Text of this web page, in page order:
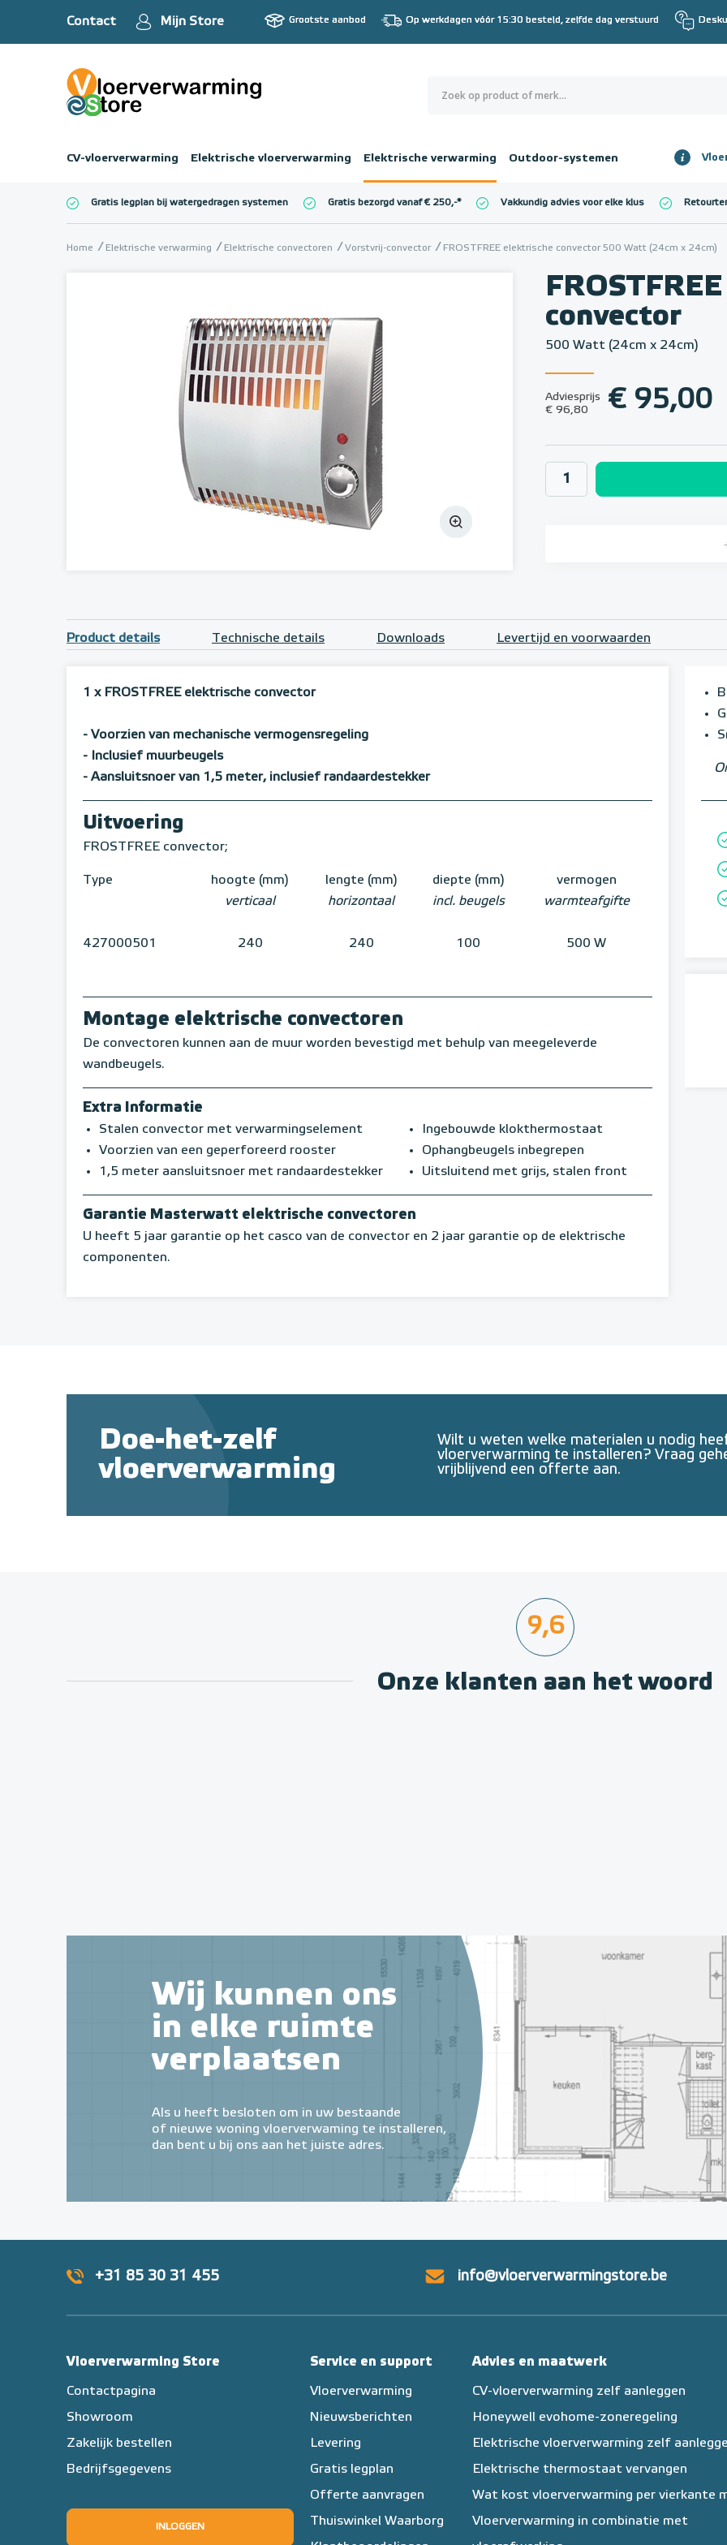
Contact Mijn Store Grootste aanbod Op werkdagen vóór 15:30 besteld, zelfde dag verstuurd
CV-vloerverwarming Elektrische vloerverwarming Elektrische verwarming Outdoor-systemen
€ 0,00
Gratis legplan bij watergedragen systemen Gratis bezorgd vanaf € 250,-* Vakkundig advies voor elke klus
Home Elektrische verwarming Elektrische convectoren Vorstvrij-convector FROSTFREE elektrische convector 500 Watt (24cm x 24cm)
convector
500 Watt (24cm x 24cm)
Adviesprijs
€ 96,80
€ 95,00
Product details Technische details Downloads Levertijd en voorwaarden
1 x FROSTFREE elektrische convector
- Voorzien van mechanische vermogensregeling
- Inclusief muurbeugels
- Aansluitsnoer van 1,5 meter, inclusief randaardestekker
Uitvoering
FROSTFREE convector;
Type hoogte (mm) lengte (mm) diepte (mm)
vermogen
verticaal
horizontaal incl. beugels warmteafgifte
427000501 240 240 100 500 W
Montage elektrische convectoren
De convectoren kunnen aan de muur worden bevestigd met behulp van meegeleverde
wandbeugels.
Extra Informatie
Stalen convector met verwarmingselement
Voorzien van een geperforeerd rooster
1,5 meter aansluitsnoer met randaardestekker
Ingebouwde klokthermostaat
Ophangbeugels inbegrepen
Uitsluitend met grijs, stalen front
Garantie Masterwatt elektrische convectoren
U heeft 5 jaar garantie op het casco van de convector en 2 jaar garantie op de elektrische
componenten.
Doe-het-zelf
vloerverwarming
Wilt u weten welke materialen u nodig
vloerverwarming te installeren? Vraag
vrijblijvend een offerte aan.
9,6
Onze klanten aan het woord
Wij kunnen ons
in elke ruimte
verplaatsen
Als u heeft besloten om in uw bestaande
of nieuwe woning vloerverwaming te installeren,
dan bent u bij ons aan het juiste adres.
+31 85 30 31 455 info@vloerverwarmingstore.be
Vloerverwarming Store
Contactpagina
Showroom
Zakelijk bestellen
Bedrijfsgegevens
INLOGGEN
Service en support
Vloerverwarming
Nieuwsberichten
Levering
Gratis legplan
Offerte aanvragen
Thuiswinkel Waarborg
Advies en maatwerk
CV-vloerverwarming zelf aanleggen
Honeywell evohome-zoneregeling
Elektrische vloerverwarming zelf
Elektrische thermostaat vervangen
Wat kost vloerverwarming per vierkante
Vloerverwarming in combinatie met